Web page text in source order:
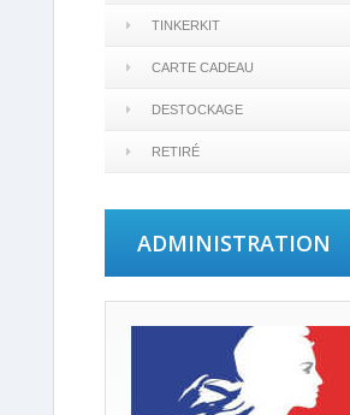
TINKERKIT
CARTE CADEAU
DESTOCKAGE
RETIRÉ
ADMINISTRATION